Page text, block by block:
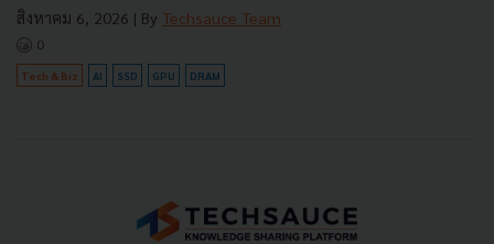
สิงหาคม 6, 2026 | By Techsauce Team
0
Tech & Biz AI SSD GPU DRAM